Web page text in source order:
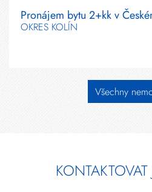
Pronájem bytu 2+kk v
OKRES KOLÍN
Všechny
KONTAKTOVAT